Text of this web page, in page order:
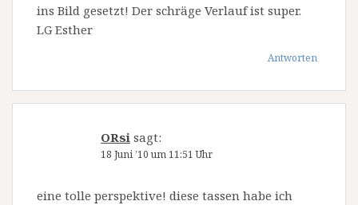
ins Bild gesetzt! Der schräge Verlauf ist super.
LG Esther
Antworten
ORsi sagt:
18 Juni ’10 um 11:51 Uhr
eine tolle perspektive! diese tassen habe ich